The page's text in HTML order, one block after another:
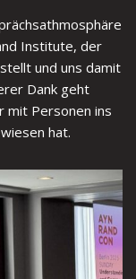
Institute, der
und uns damit
Dank geht
mit Personen ins
hat.